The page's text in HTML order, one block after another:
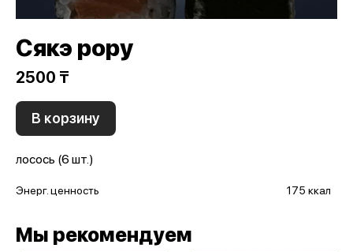
Сякэ рору
2500 ₸
В корзину
лосось (6 шт.)
Энерг. ценность 175 ккал
Мы рекомендуем